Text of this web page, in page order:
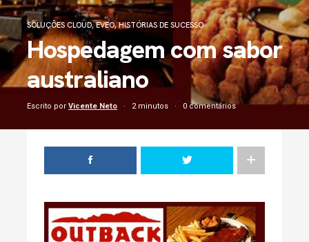
SOLUÇÕES CLOUD,EVEO,HISTÓRIAS DE SUCESSO
Hospedagem com sabor
australiano
Escrito por Vicente Neto 2 minutos 0 comentários